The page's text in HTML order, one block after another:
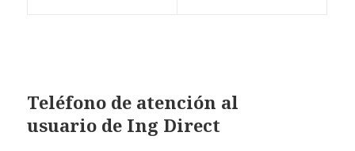
Teléfono de atención al
usuario de Ing Direct